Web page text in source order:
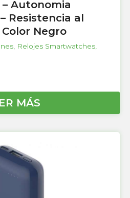
Autonomia
Resistencia al
Color Negro
Relojes Smartwatches
MÁS